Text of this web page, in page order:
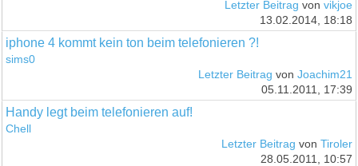
Letzter Beitrag von vikjoe
13.02.2014, 18:18
iphone 4 kommt kein ton beim telefonieren ?!
sims0
Letzter Beitrag von Joachim21
05.11.2011, 17:39
Handy legt beim telefonieren auf!
Chell
Letzter Beitrag von Tiroler
28.05.2011, 10:57